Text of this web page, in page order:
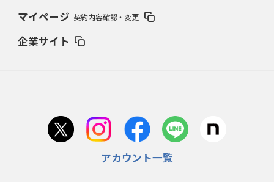
マイページ 契約内容確認・変更
企業サイト
アカウント一覧